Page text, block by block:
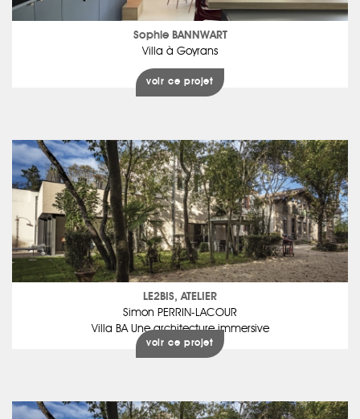
Sophie BANNWART
Villa à Goyrans
voir ce projet
LE2BIS, ATELIER
Simon PERRIN-LACOUR
Villa BA Une architecture immersive
voir ce projet